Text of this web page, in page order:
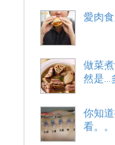
愛肉
做菜
然是...
你知
看。。